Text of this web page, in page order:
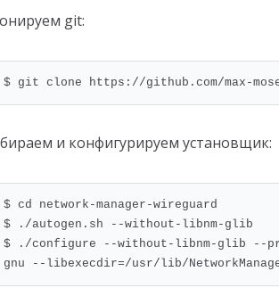
git:
$ git clone https://github.com/max-
и конфигурируем установщик:
$ cd network-manager-wireguard
$ ./autogen.sh --without-libnm-glib
$ ./configure --without-libnm-glib --
gnu --libexecdir=/usr/lib/